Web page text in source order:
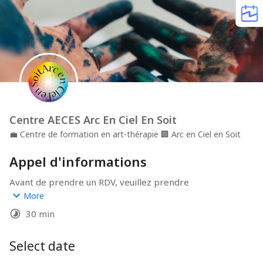
Centre AECES Arc En Ciel En Soit
💼 Centre de formation en art-thérapie 🏢 Arc en Ciel en Soit
Appel d'informations
Avant de prendre un RDV, veuillez prendre
connaissance de notre documentation (lien ci-dessous)
afin d'optimiser notre futur échange sur votre projet lié
à l'art-thérapie.
https://bio.site/arcencielensoit
More
30 min
Select date